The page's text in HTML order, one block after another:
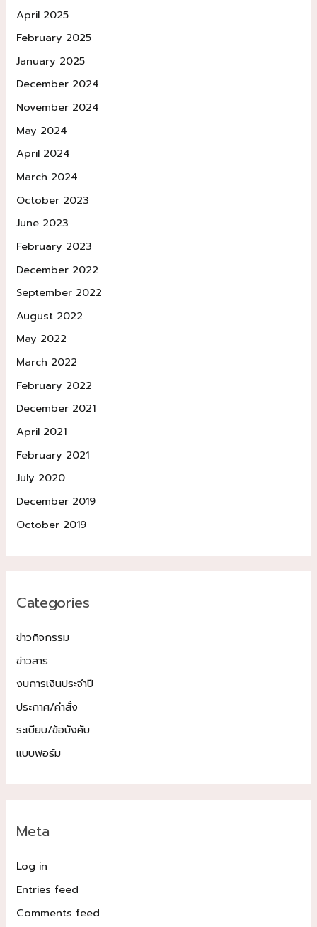
April 2025
February 2025
January 2025
December 2024
November 2024
May 2024
April 2024
March 2024
October 2023
June 2023
February 2023
December 2022
September 2022
August 2022
May 2022
March 2022
February 2022
December 2021
April 2021
February 2021
July 2020
December 2019
October 2019
Categories
ข่าวกิจกรรม
ข่าวสาร
งบการเงินประจำปี
ประกาศ/คำสั่ง
ระเบียบ/ข้อบังคับ
แบบฟอร์ม
Meta
Log in
Entries feed
Comments feed